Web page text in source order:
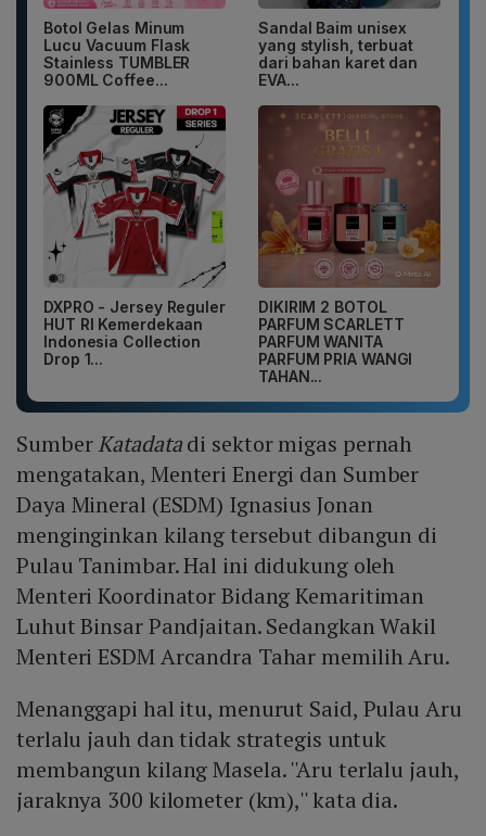
Botol Gelas Minum
Lucu Vacuum Flask
Stainless TUMBLER
900ML Coffee...
Sandal Baim unisex
yang stylish, terbuat
dari bahan karet dan
EVA...
DXPRO - Jersey Reguler
HUT RI Kemerdekaan
Indonesia Collection
Drop 1...
DIKIRIM 2 BOTOL
PARFUM SCARLETT
PARFUM WANITA
PARFUM PRIA WANGI
TAHAN...
SumberKatadatadi sektor migas pernah
mengatakan, Menteri Energi dan Sumber
Daya Mineral (ESDM) Ignasius Jonan
menginginkan kilang tersebut dibangun di
Pulau Tanimbar. Hal ini didukung oleh
Menteri Koordinator Bidang Kemaritiman
Luhut Binsar Pandjaitan. Sedangkan Wakil
Menteri ESDM Arcandra Tahar memilih Aru.
Menanggapi hal itu, menurut Said, Pulau Aru
terlalu jauh dan tidak strategis untuk
membangun kilang Masela. ''Aru terlalu jauh,
jaraknya 300 kilometer (km),'' kata dia.